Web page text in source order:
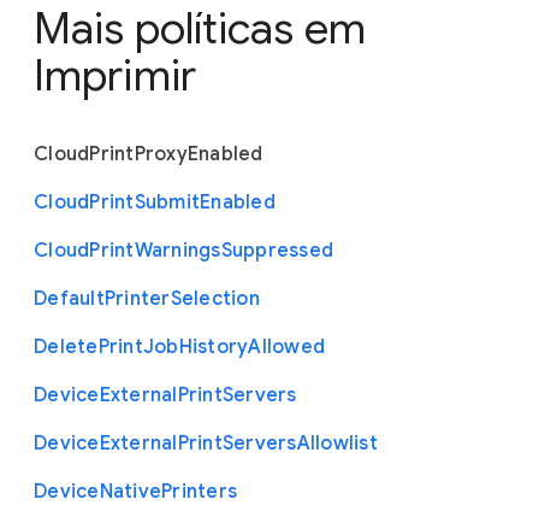
Mais políticas em
Imprimir
CloudPrintProxyEnabled
CloudPrintSubmitEnabled
CloudPrintWarningsSuppressed
DefaultPrinterSelection
DeletePrintJobHistoryAllowed
DeviceExternalPrintServers
DeviceExternalPrintServersAllowlist
DeviceNativePrinters